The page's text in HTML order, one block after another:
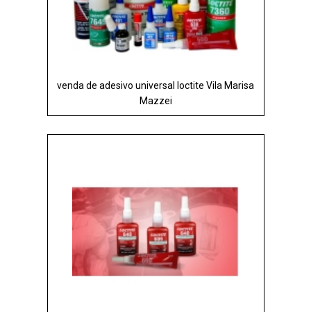
venda de adesivo universal loctite Vila Marisa
Mazzei